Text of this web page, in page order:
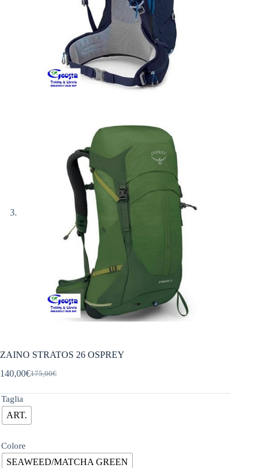
ZAINO STRATOS 26 OSPREY
175,00€
Il
era:
140,00€Il
è:
Taglia
ART.
Colore
SEAWEED/MATCHA GREEN